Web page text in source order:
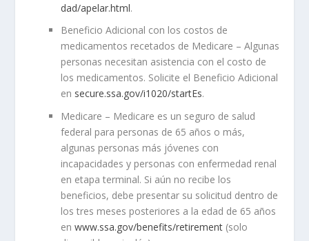
dad/apelar.html.
Beneficio Adicional con los costos de
medicamentos recetados de Medicare – Algunas
personas necesitan asistencia con el costo de
los medicamentos. Solicite el Beneficio Adicional
en secure.ssa.gov/i1020/startEs.
Medicare – Medicare es un seguro de salud
federal para personas de 65 años o más,
algunas personas más jóvenes con
incapacidades y personas con enfermedad renal
en etapa terminal. Si aún no recibe los
beneficios, debe presentar su solicitud dentro de
los tres meses posteriores a la edad de 65 años
enwww.ssa.gov/benefits/retirement (solo